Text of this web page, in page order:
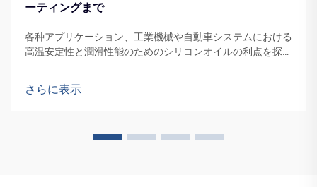
ーティングまで
各种アプリケーション、工業機械や自動車システムにおける
高温安定性と潤滑性能のためのシリコンオイルの利点を探り
さらに表示